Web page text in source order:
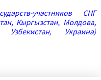
участников СНГ
Кыргызстан, Молдова,
Узбекистан, Украина)